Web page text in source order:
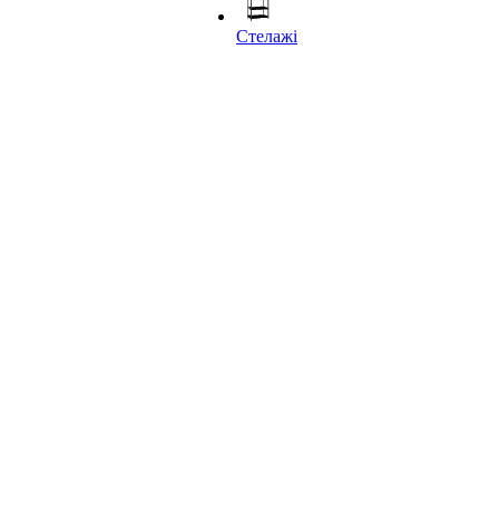
Стелажі